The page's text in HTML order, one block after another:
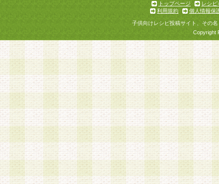
トップページ
レシピ
利用規約
個人情報保
子供向けレシピ投稿サイト、その
Copyright